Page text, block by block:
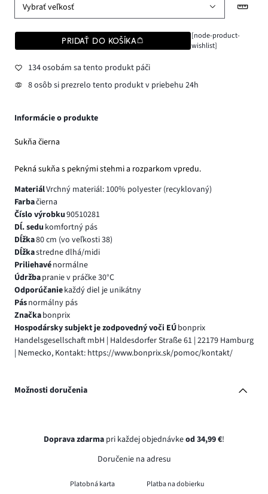
Vybrať veľkosť
PRIDAŤ DO KOŠÍKA
[node-product-
wishlist]
134 osobám sa tento produkt páči
8 osôb si prezrelo tento produkt v priebehu 24h
Informácie o produkte
Sukňa čierna
Pekná sukňa s peknými stehmi a rozparkom vpredu.
MateriálVrchný materiál: 100% polyester (recyklovaný)
Farbačierna
Číslo výrobku90510281
Dĺ. sedu komfortný pás
Dĺžka80 cm (vo veľkosti 38)
Dĺžkastredne dlhá/midi
Priliehavénormálne
Údržbapranie v práčke 30°C
Odporúčaniekaždý diel je unikátny
Pásnormálny pás
Značkabonprix
Hospodársky subjekt je zodpovedný voči EÚbonprix
Handelsgesellschaft mbH | Haldesdorfer Straße 61 | 22179 Hamburg
| Nemecko, Kontakt: https://www.bonprix.sk/pomoc/kontakt/
Možnosti doručenia
Doprava zdarma pri každej objednávkeod 34,99 €!
Doručenie na adresu
Platobná karta Platba na dobierku